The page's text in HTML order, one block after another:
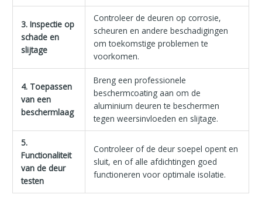
3. Inspectie op
schade en
slijtage
Controleer de deuren op corrosie,
scheuren en andere beschadigingen
om toekomstige problemen te
voorkomen.
4. Toepassen
van een
beschermlaag
Breng een professionele
beschermcoating aan om de
aluminium deuren te beschermen
tegen weersinvloeden en slijtage.
5.
Functionaliteit
van de deur
testen
Controleer of de deur soepel opent en
sluit, en of alle afdichtingen goed
functioneren voor optimale isolatie.